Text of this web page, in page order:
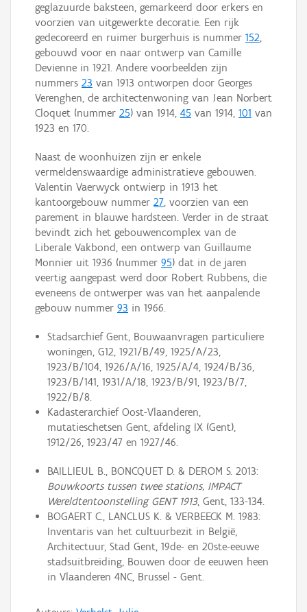
geglazuurde baksteen, gemarkeerd door erkers en
voorzien van uitgewerkte decoratie. Een rijk
gedecoreerd en ruimer burgerhuis is nummer 152,
gebouwd voor en naar ontwerp van Camille
Devienne in 1921. Andere voorbeelden zijn
nummers 23 van 1913 ontworpen door Georges
Verenghen, de architectenwoning van Jean Norbert
Cloquet (nummer 25) van 1914, 45 van 1914, 101 van
1923 en 170.
Naast de woonhuizen zijn er enkele
vermeldenswaardige administratieve gebouwen.
Valentin Vaerwyck ontwierp in 1913 het
kantoorgebouw nummer 27, voorzien van een
parement in blauwe hardsteen. Verder in de straat
bevindt zich het gebouwencomplex van de
Liberale Vakbond, een ontwerp van Guillaume
Monnier uit 1936 (nummer 95) dat in de jaren
veertig aangepast werd door Robert Rubbens, die
eveneens de ontwerper was van het aanpalende
gebouw nummer 93 in 1966.
Stadsarchief Gent, Bouwaanvragen particuliere
woningen, G12, 1921/B/49, 1925/A/23,
1923/B/104, 1926/A/16, 1925/A/4, 1924/B/36,
1923/B/141, 1931/A/18, 1923/B/91, 1923/B/7,
1922/B/8.
Kadasterarchief Oost-Vlaanderen,
mutatieschetsen Gent, afdeling IX (Gent),
1912/26, 1923/47 en 1927/46.
BAILLIEUL B., BONCQUET D. & DEROM S. 2013:
Bouwkoorts tussen twee stations, IMPACT
Wereldtentoonstelling GENT 1913, Gent, 133-134.
BOGAERT C., LANCLUS K. & VERBEECK M. 1983:
Inventaris van het cultuurbezit in België,
Architectuur, Stad Gent, 19de- en 20ste-eeuwe
stadsuitbreiding, Bouwen door de eeuwen heen
in Vlaanderen 4NC, Brussel - Gent.